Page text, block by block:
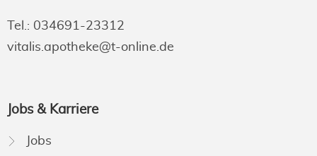
Tel.: 034691-23312
vitalis.apotheke@t-online.de
Jobs & Karriere
Navigation
überspringen
Jobs